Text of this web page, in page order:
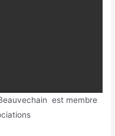
est membre